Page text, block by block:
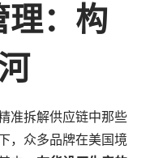
理：构
准拆解供应链中那些
，众多品牌在美国境